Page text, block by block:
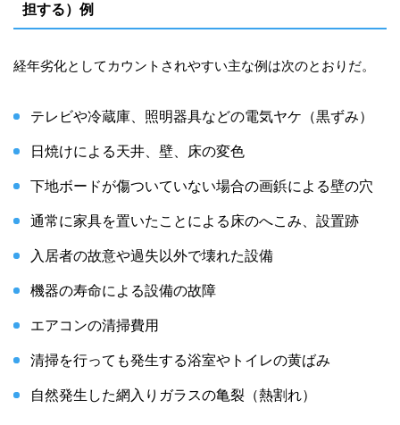
担する）例
経年劣化としてカウントされやすい主な例は次のとおりだ。
テレビや冷蔵庫、照明器具などの電気ヤケ（黒ずみ）
日焼けによる天井、壁、床の変色
下地ボードが傷ついていない場合の画鋲による壁の穴
通常に家具を置いたことによる床のへこみ、設置跡
入居者の故意や過失以外で壊れた設備
機器の寿命による設備の故障
エアコンの清掃費用
清掃を行っても発生する浴室やトイレの黄ばみ
自然発生した網入りガラスの亀裂（熱割れ）